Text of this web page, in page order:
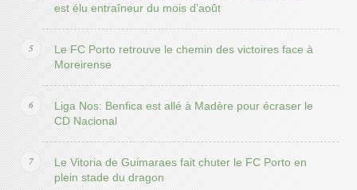
est élu entraîneur du mois d’août
Le FC Porto retrouve le chemin des victoires face à
Moreirense
Liga Nos: Benfica est allé à Madère pour écraser le
CD Nacional
Le Vitoria de Guimaraes fait chuter le FC Porto en
plein stade du dragon